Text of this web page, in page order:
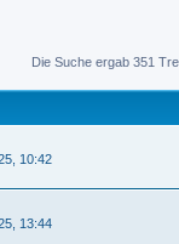
Die Suche ergab 351
10:42
13:44